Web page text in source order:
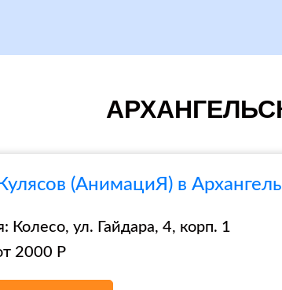
(АнимациЯ) в
Колесо, ул. Гайдара, 4, корп. 1
2000 Р